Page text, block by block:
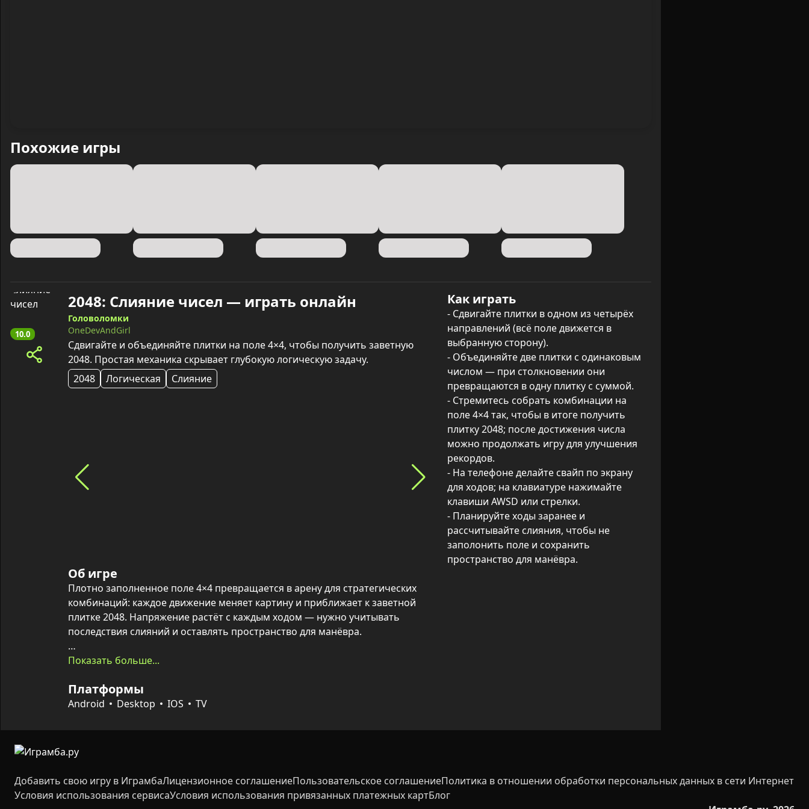
Похожие игры
10.0
2048: Слияние чисел — играть онлайн
Головоломки
OneDevAndGirl
Сдвигайте и объединяйте плитки на поле 4×4, чтобы получить заветную
2048. Простая механика скрывает глубокую логическую задачу.
2048
Логическая Слияние
Как играть
- Сдвигайте плитки в одном из четырёх
направлений (всё поле движется в
выбранную сторону).
- Объединяйте две плитки с одинаковым
числом — при столкновении они
превращаются в одну плитку с суммой.
- Стремитесь собрать комбинации на
поле 4×4 так, чтобы в итоге получить
плитку 2048; после достижения числа
можно продолжать игру для улучшения
рекордов.
- На телефоне делайте свайп по экрану
для ходов; на клавиатуре нажимайте
клавиши AWSD или стрелки.
- Планируйте ходы заранее и
рассчитывайте слияния, чтобы не
заполонить поле и сохранить
пространство для манёвра.
Об игре
Плотно заполненное поле 4×4 превращается в арену для стратегических
комбинаций: каждое движение меняет картину и приближает к заветной
плитке 2048. Напряжение растёт с каждым ходом — нужно учитывать
последствия слияний и оставлять пространство для манёвра.
Каждое смещение сдвигает все плитки в выбранном направлении, а
значений. Управление предельно просто — свайпы на телефоне или
клавиши AWSD/стрелки на клавиатуре — но для успеха потребуется
Показать больше...
Платформы
Android Desktop IOS TV
Добавить свою игру в ИграмбаЛицензионное соглашениеПользовательское соглашениеПолитика в отношении обработки персональных данных в сети Интернет
Условия использования сервисаУсловия использования привязанных платежных картБлог